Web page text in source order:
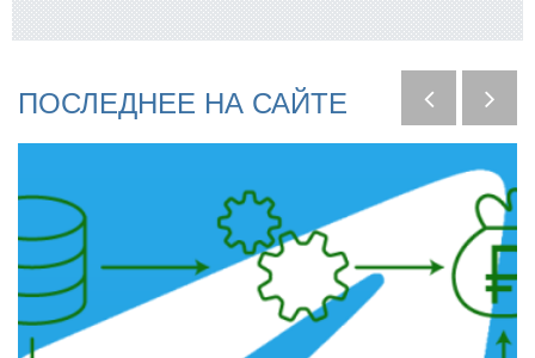
ПОСЛЕДНЕЕ НА САЙТЕ